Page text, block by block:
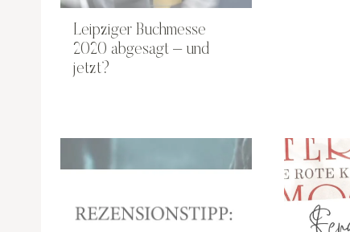
Leipziger Buchmesse
2020 abgesagt – und
jetzt?